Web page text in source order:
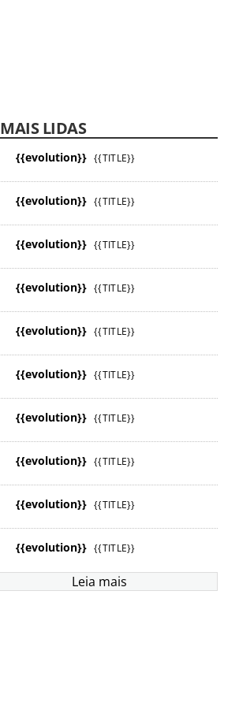
MAIS LIDAS
{{evolution}} {{TITLE}}
{{evolution}} {{TITLE}}
{{evolution}} {{TITLE}}
{{evolution}} {{TITLE}}
{{evolution}} {{TITLE}}
{{evolution}} {{TITLE}}
{{evolution}} {{TITLE}}
{{evolution}} {{TITLE}}
{{evolution}} {{TITLE}}
{{evolution}} {{TITLE}}
Leia mais